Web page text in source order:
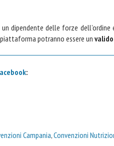
dipendente delle forze dell’ordine
potranno essere un
:
Campania,Convenzioni